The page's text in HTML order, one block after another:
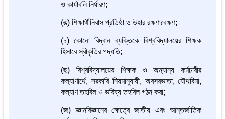
ও কার্যাবলি নির্ধারণ;
(ঙ) শিক্ষার্থীনিবাস প্রতিষ্ঠা ও উহার রক্ষণাবেক্ষণ;
(চ) কোনো বিদ্বান ব্যক্তিকে বিশ্ববিদ্যালয়ের শিক্ষক
হিসাবে স্বীকৃতির পদ্ধতি;
(ছ) বিশ্ববিদ্যালয়ের শিক্ষক ও অন্যান্য কর্মচারীর
কল্যাণার্থে, সরকারি নিয়মানুযায়ী, অবসরভাতা, যৌথবিমা,
কল্যাণ তহবিল ও ভবিষ্য তহবিল গঠন করা;
(জ) জ্ঞানবিজ্ঞানের ক্ষেত্রে জাতীয় এবং আন্তর্জাতিক